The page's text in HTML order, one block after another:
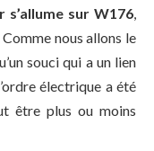
sur W176
nous allons le
souci qui a un lien
électrique a été
être plus ou moins